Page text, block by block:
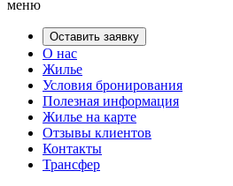
меню
Оставить заявку
О нас
Жилье
Условия бронирования
Полезная информация
Жилье на карте
Отзывы клиентов
Контакты
Трансфер